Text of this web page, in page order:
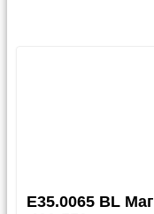
E35.0065 BL